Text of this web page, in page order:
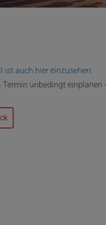
ist auch hier einzusehen:
Termin unbedingt